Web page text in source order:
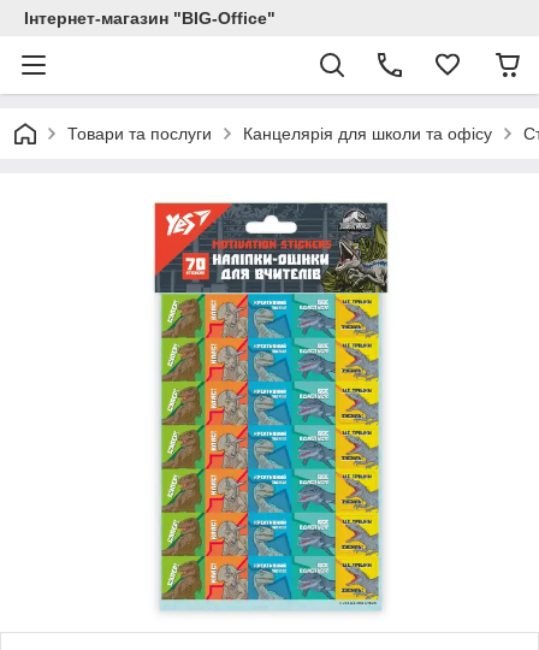
Інтернет-магазин "BIG-Office"
Товари та послуги Канцелярія для школи та офісу